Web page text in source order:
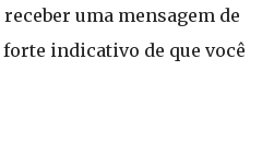
uma mensagem de
indicativo de que você